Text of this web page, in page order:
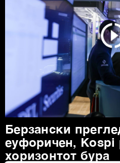
Берзански
еуфоричен, Коspi
хоризонтот бура